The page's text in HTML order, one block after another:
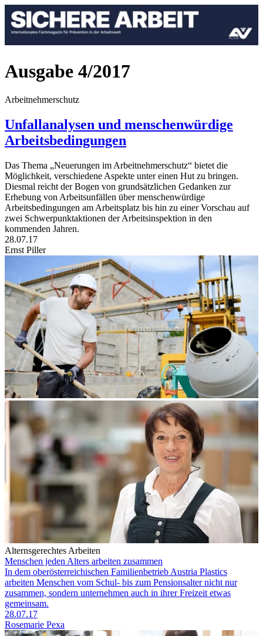
Ausgabe 4/2017
Arbeitnehmerschutz
Unfallanalysen und menschenwürdige
Arbeitsbedingungen
Das Thema „Neuerungen im Arbeitnehmerschutz“ bietet die
Möglichkeit, verschiedene Aspekte unter einen Hut zu bringen.
Diesmal reicht der Bogen von grundsätzlichen Gedanken zur
Erhebung von Arbeitsunfällen über menschenwürdige
Arbeitsbedingungen am Arbeitsplatz bis hin zu einer Vorschau auf
zwei Schwerpunktaktionen der Arbeitsinspektion in den
kommenden Jahren.
28.07.17
Ernst Piller
Alternsgerechtes Arbeiten
Menschen jeden Alters arbeiten zusammen
In dem oberösterreichischen Familienbetrieb Austria Plastics
arbeiten Menschen vom Schul- bis zum Pensionsalter nicht nur
zusammen, sondern unternehmen auch in ihrer Freizeit etwas
gemeinsam.
28.07.17
Rosemarie Pexa